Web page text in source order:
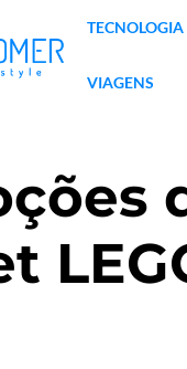
TECNOLOGIA
VIAGENS